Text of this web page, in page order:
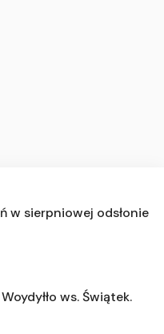
w sierpniowej odsłonie
ws. Świątek.